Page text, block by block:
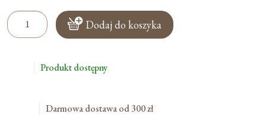
ilość
Figurka
Zmartwychwstały
Dodaj do koszyka
Produkt dostępny
Darmowa dostawa od 300 zł